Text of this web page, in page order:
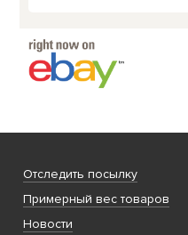
Отследить посылку
Примерный вес товаров
Новости